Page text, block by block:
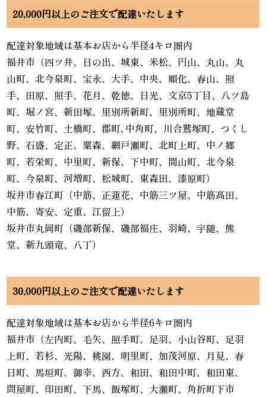
20,000円以上のご注文で配達いたします
配達対象地域は基本お店から半径4キロ圏内
福井市（四ツ井、日の出、城東、米松、円山、丸山、丸
山町、北今泉町、宝永、大手、中央、順化、春山、照
手、田原、照手、花月、乾徳、日光、文京5丁目、八ツ島
町、堀ノ宮、新田塚、里別所新町、里別所町、地蔵堂
町、安竹町、土橋町、郡町､中角町、川合鷲塚町、つくし
野、石盛、定正、粟森、網戸瀬町、北町上町、中ノ郷
町、若栄町、中里町、新保、下中町、間山町、北今泉
町、今泉町、河増町、松城町、東森田、漆原町）
坂井市春江町（中筋、正蓮花、中筋三ツ屋、中筋髙田、
中筋、寄安、定重、江留上）
坂井市丸岡町（磯部新保、磯部福庄、羽崎、宇随、熊
堂、新九頭竜、八丁）
30,000円以上のご注文で配達いたします
配達対象地域は基本お店から半径6キロ圏内
福井市（左内町、毛矢、照手町、足羽、小山谷町、足羽
上町、若杉、光陽、桃園、明里町、加茂河原、月見、春
日町、馬垣町、御幸、西方、和田、和田中町、和田東、
問屋町、印田町、下馬、飯塚町、大瀬町、角折町下市